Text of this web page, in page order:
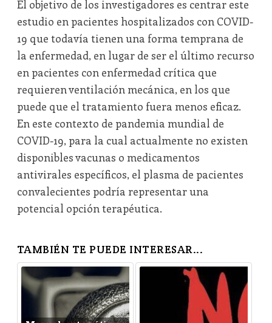
El objetivo de los investigadores es centrar este
estudio en pacientes hospitalizados con COVID-
19 que todavía tienen una forma temprana de
la enfermedad, en lugar de ser el último recurso
en pacientes con enfermedad crítica que
requieren ventilación mecánica, en los que
puede que el tratamiento fuera menos eficaz.
En este contexto de pandemia mundial de
COVID-19, para la cual actualmente no existen
disponibles vacunas o medicamentos
antivirales específicos, el plasma de pacientes
convalecientes podría representar una
potencial opción terapéutica.
TAMBIÉN TE PUEDE INTERESAR...